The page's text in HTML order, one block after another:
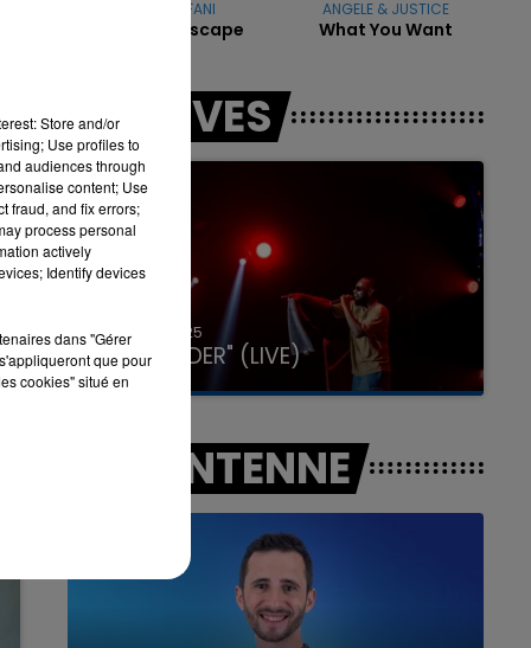
LA TEAM DU WEEK-END
GWEN STEFANI
The Sweet Escape
ANGELE & JUSTICE
What You Want
LES LIVES
31 janvier 2025
GIMS "SPIDER" (LIVE)
A L'ANTENNE
Store and/or
Use profiles to
audiences through
content; Use
fraud, and fix errors;
process personal
actively
Identify devices
dans "Gérer
que pour
cookies" situé en